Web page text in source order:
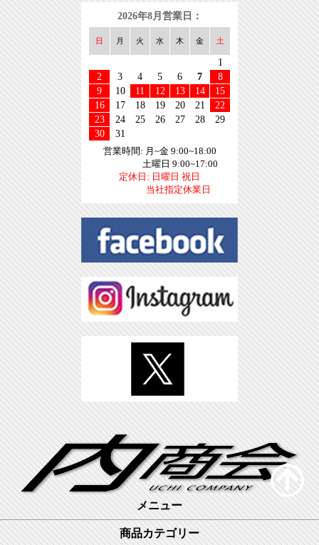
2026年8月営業日：
日 月 火 水 木 金 土
1
2
3 4 5 6 7
8
9
10 11 12 13 14
15
16
17 18 19 20 21
22
23
24 25 26 27 28
29
30
31
営業時間: 月~金 9:00~18:00
土曜日 9:00~17:00
定休日: 日曜日 祝日
当社指定休業日
メニュー
商品カテゴリー